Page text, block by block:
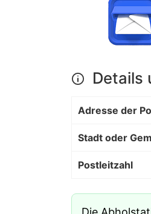
Details
Adresse der
Stadt oder
Postleitzahl